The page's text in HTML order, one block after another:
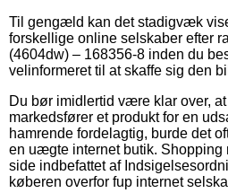
Til gengæld kan det stadigvæk
forskellige online selskaber efter
(4604dw) – 168356-8 inden du
velinformeret til at skaffe sig den
Du bør imidlertid være klar over,
markedsfører et produkt for en
hamrende fordelagtig, burde det
en uægte internet butik. Shopping
side indbefattet af
køberen overfor fup internet